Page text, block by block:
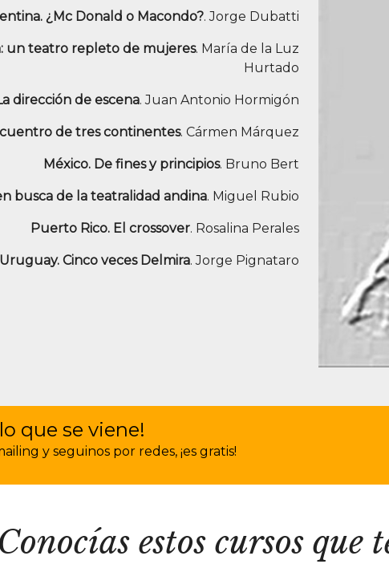
¿Mc Donald o Macondo?. Jorge Dubatti
un teatro repleto de mujeres. María de la Luz
Hurtado
dirección de escena. Juan Antonio Hormigón
de tres continentes. Cármen Márquez
México. De fines y principios. Bruno Bert
busca de la teatralidad andina. Miguel Rubio
Puerto Rico. El crossover. Rosalina Perales
Uruguay. Cinco veces Delmira. Jorge Pignataro
que se viene!
y seguinos por redes, ¡es gratis!
estos cursos que